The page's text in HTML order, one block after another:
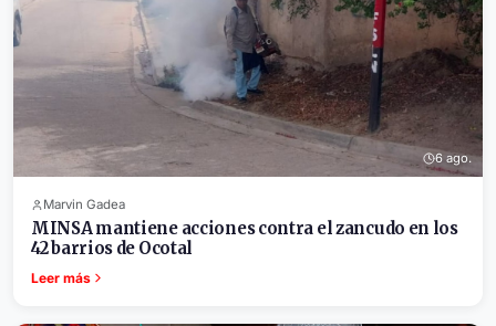
6 ago.
Marvin Gadea
MINSA mantiene acciones contra el zancudo en los
42 barrios de Ocotal
Leer más